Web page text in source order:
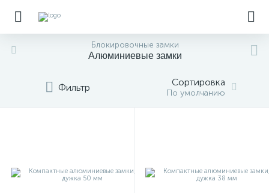
Блокировочные замки
Алюминиевые замки
Фильтр Сортировка
По умолчанию